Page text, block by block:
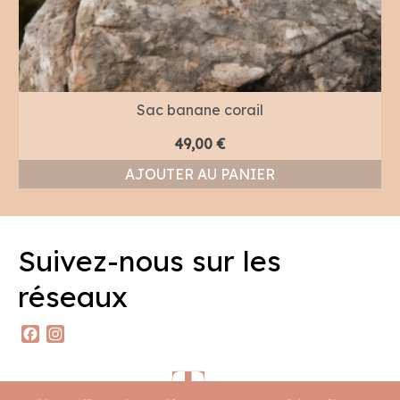
Sac banane corail
49,00 €
AJOUTER AU PANIER
Suivez-nous sur les
réseaux
Facebook